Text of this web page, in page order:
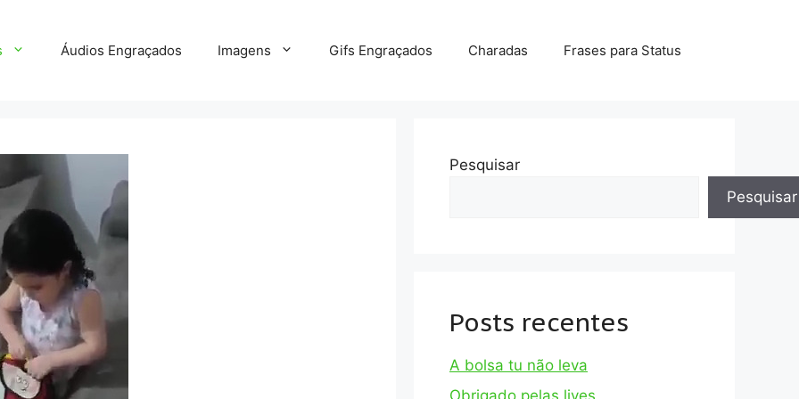
Áudios Engraçados Imagens Gifs Engraçados Charadas Frases para Status
Pesquisar
Pesquisar
Posts recentes
A bolsa tu não leva
Obrigado pelas lives